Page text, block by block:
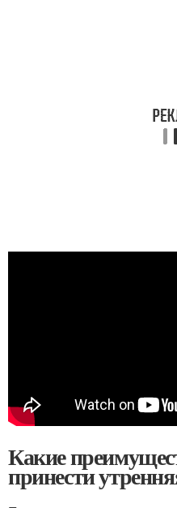
Какие
принести